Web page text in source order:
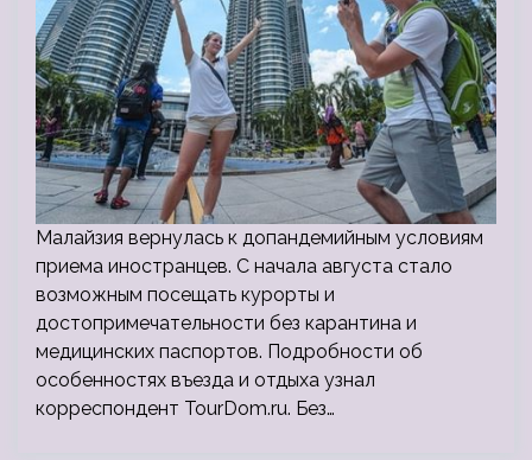
Малайзия вернулась к допандемийным условиям
приема иностранцев. С начала августа стало
возможным посещать курорты и
достопримечательности без карантина и
медицинских паспортов. Подробности об
особенностях въезда и отдыха узнал
корреспондент TourDom.ru. Без…